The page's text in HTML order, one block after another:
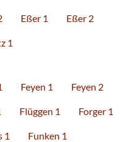
Eßer 1 Eßer 2
1
Feyen 1 Feyen 2
Flüggen 1 Forger 1
1 Funken 1